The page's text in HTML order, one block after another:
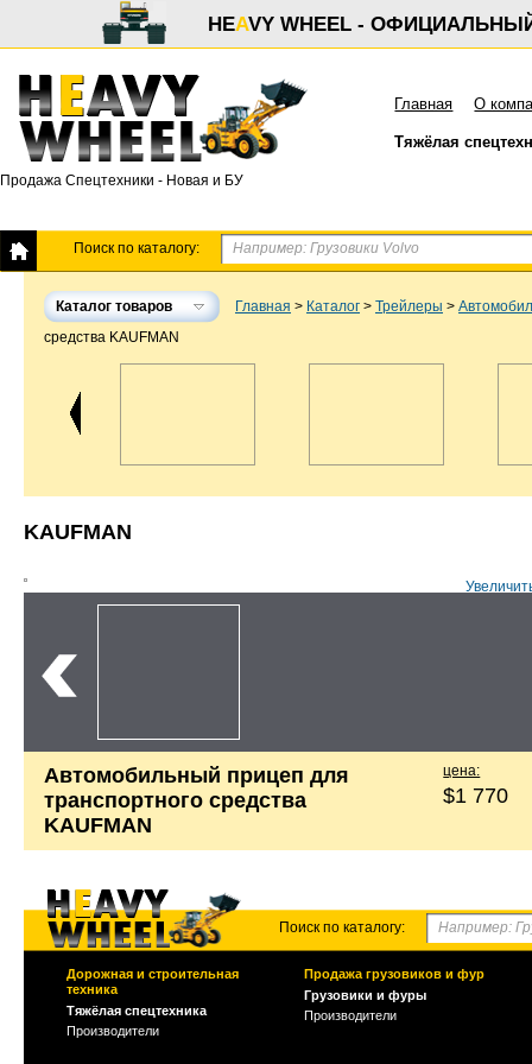
HEAVY WHEEL -
Продажа Спецтехники - Новая и БУ
Главная О
Тяжёлая
Поиск по каталогу:
Каталог товаров Главная > Каталог > Трейлеры >
средства KAUFMAN
KAUFMAN
Автомобильный прицеп для
транспортного средства
KAUFMAN
цена:
$1 770
Поиск по каталогу:
Дорожная и строительная
техника
Тяжёлая спецтехника
Производители
Продажа грузовиков и фур
Грузовики и фуры
Производители